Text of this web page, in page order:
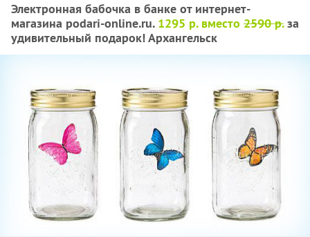
Электронная бабочка в банке от интернет-
магазина podari-online.ru. 1295 р. вместо 2590 р.за
удивительный подарок! Архангельск